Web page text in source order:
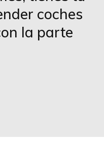
coches
la parte